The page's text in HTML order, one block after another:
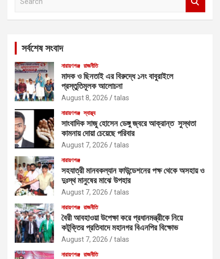
সর্বশেষ সংবাদ
নারায়ণগঞ্জ রাজনীতি
মাদক ও ছিনতাই এর বিরুদ্ধে ১নং বাবুরাইলে
প্রস্তুতিমূলক আলোচনা
August 8, 2026 talas
নারায়ণগঞ্জ স্বাস্থ্য
সাংবাদিক সাজু হোসেন ডেঙ্গু জ্বরে আক্রান্ত সুস্থতা
কামনায় দোয়া চেয়েছে পরিবার
August 7, 2026 talas
নারায়ণগঞ্জ
সহযাত্রী মানবকল্যান ফাউন্ডেশনের পক্ষ থেকে অসহায় ও
দুঃস্থ মানুষের মাঝে উপহার
August 7, 2026 talas
নারায়ণগঞ্জ রাজনীতি
বৈরী আবহাওয়া উপেক্ষা করে প্রধানমন্ত্রীকে নিয়ে
কটূক্তির প্রতিবাদে মহানগর বিএনপির বিক্ষোভ
August 7, 2026 talas
নারায়ণগঞ্জ রাজনীতি